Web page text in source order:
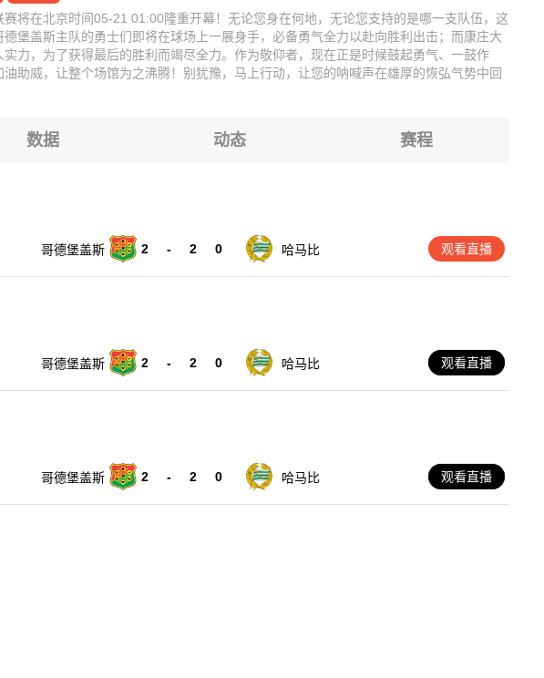
将在北京时间05-21 01:00隆重开幕！无论您身在何地，无论您支持的是哪一支队伍，这
堡盖斯主队的勇士们即将在球场上一展身手，必备勇气全力以赴向胜利出击；而康庄大
力，为了获得最后的胜利而竭尽全力。作为敬仰者，现在正是时候鼓起勇气、一鼓作
助威，让整个场馆为之沸腾！别犹豫，马上行动，让您的呐喊声在雄厚的恢弘气势中回
数据 动态 赛程
哥德堡盖斯 2 - 2 0 哈马比 观看直播
哥德堡盖斯 2 - 2 0 哈马比 观看直播
哥德堡盖斯 2 - 2 0 哈马比 观看直播